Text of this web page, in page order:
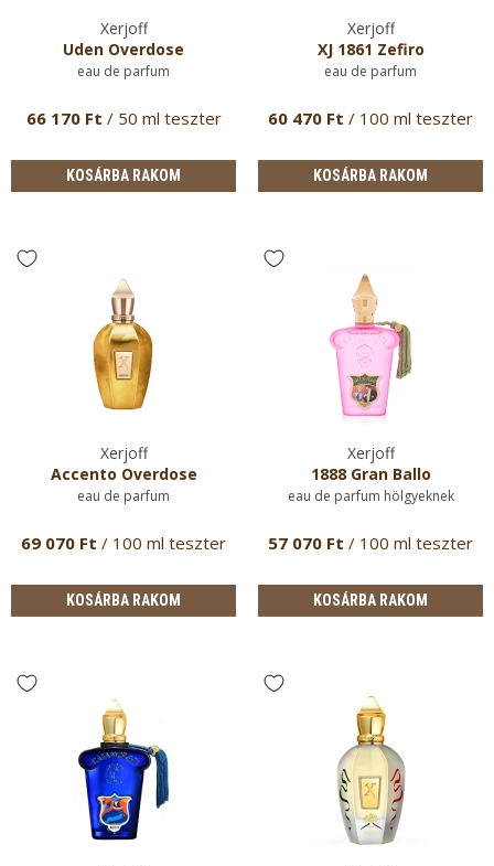
Xerjoff
Uden Overdose
eau de parfum
66 170 Ft / 50 ml teszter
KOSÁRBA RAKOM
Xerjoff
XJ 1861 Zefiro
eau de parfum
60 470 Ft / 100 ml teszter
KOSÁRBA RAKOM
Xerjoff
Accento Overdose
eau de parfum
69 070 Ft / 100 ml teszter
KOSÁRBA RAKOM
Xerjoff
1888 Gran Ballo
eau de parfum hölgyeknek
57 070 Ft / 100 ml teszter
KOSÁRBA RAKOM